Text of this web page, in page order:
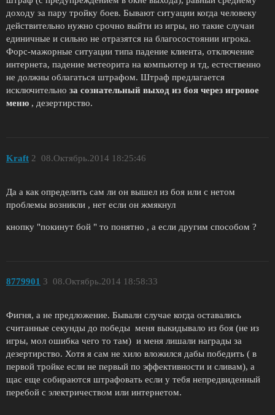
доходу за пару тройку боев. Бывают ситуации когда человеку
действительно нужно срочно выйти из игры, но такие случаи
единичные и сильно не отразятся на благосостоянии игрока.
Форс-мажорные ситуации типа падение клиента, отключение
интернета, падение метеорита на компьютер и тд, естественно
не должны облагаться штрафом. Штраф предлагается
исключительно за сознательный выход из боя через игровое
меню , дезертирство.
Kraft 08.Октябрь.2014 18:25:46
2
Да а как определить сам ли он вышел из боя или с нетом
проблемы возникли , нет если он жмякнул
кнопку "покинут бой " то понятно , а если другим способом ?
8779901 08.Октябрь.2014 18:58:33
3
Фигня, а не предложение. Бывали случае когда оставались
считанные секунды до победы меня выкидывало из боя (не из
игры, мол ошибка чего то там) и меня лишали награды за
дезертирство. Хотя я сам не хило вложился дабы победить ( в
первой тройке если не первый по эффективности и сливам), а
щас еще собираются штрафовать если у тебя непредвиденный
перебой с электричеством или интернетом.